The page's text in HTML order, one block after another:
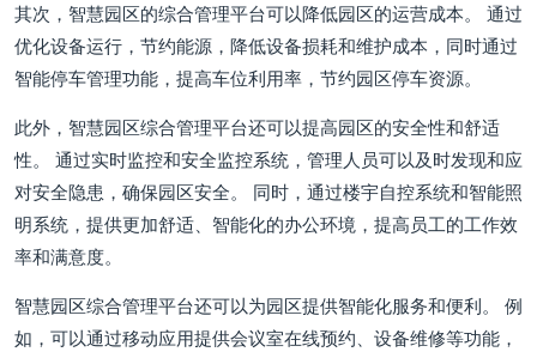
其次，智慧园区的综合管理平台可以降低园区的运营成本。 通过
优化设备运行，节约能源，降低设备损耗和维护成本，同时通过
智能停车管理功能，提高车位利用率，节约园区停车资源。
此外，智慧园区综合管理平台还可以提高园区的安全性和舒适
性。 通过实时监控和安全监控系统，管理人员可以及时发现和应
对安全隐患，确保园区安全。 同时，通过楼宇自控系统和智能照
明系统，提供更加舒适、智能化的办公环境，提高员工的工作效
率和满意度。
智慧园区综合管理平台还可以为园区提供智能化服务和便利。 例
如，可以通过移动应用提供会议室在线预约、设备维修等功能，